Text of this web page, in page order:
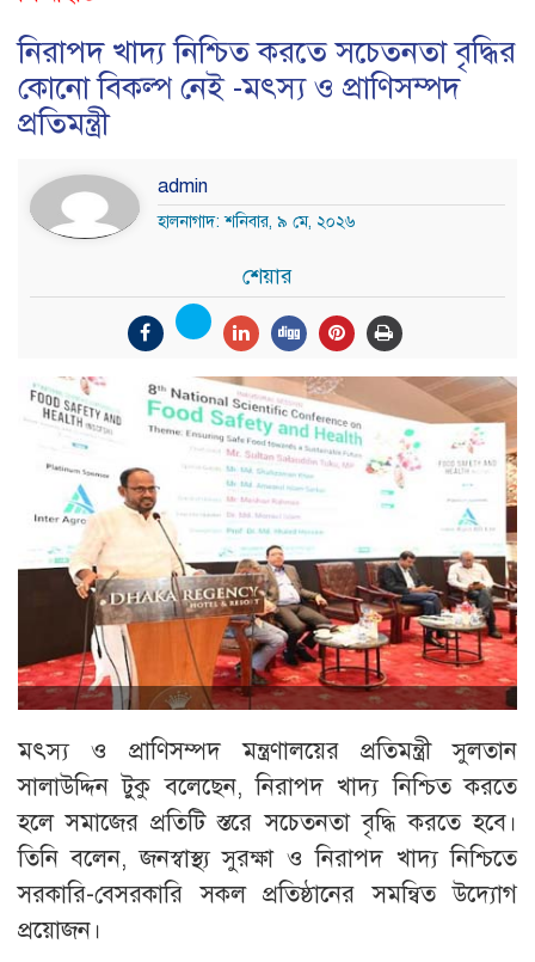
নিরাপদ খাদ্য নিশ্চিত করতে সচেতনতা বৃদ্ধির
কোনো বিকল্প নেই -মৎস্য ও প্রাণিসম্পদ
প্রতিমন্ত্রী
admin
হালনাগাদ: শনিবার, ৯ মে, ২০২৬
শেয়ার
মৎস্য ও প্রাণিসম্পদ মন্ত্রণালয়ের প্রতিমন্ত্রী সুলতান
সালাউদ্দিন টুকু বলেছেন, নিরাপদ খাদ্য নিশ্চিত করতে
হলে সমাজের প্রতিটি স্তরে সচেতনতা বৃদ্ধি করতে হবে।
তিনি বলেন, জনস্বাস্থ্য সুরক্ষা ও নিরাপদ খাদ্য নিশ্চিতে
সরকারি-বেসরকারি সকল প্রতিষ্ঠানের সমন্বিত উদ্যোগ
প্রয়োজন।